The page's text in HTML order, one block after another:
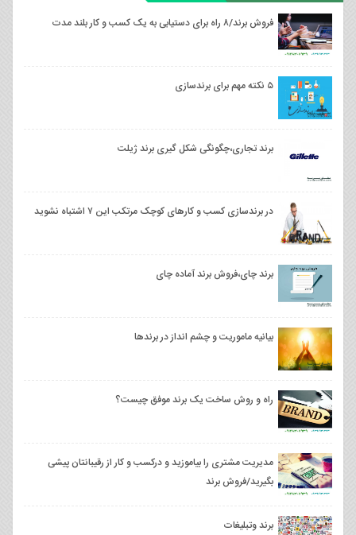
فروش برند/۸ راه برای دستیابی به یک کسب و کار بلند مدت
۵ نکته مهم برای برندسازی
برند تجاری،چگونگی شکل گیری برند ژیلت
⁣⁣در برندسازی کسب و کارهای کوچک مرتکب این ۷ اشتباه نشوید
برند چای،فروش برند آماده چای
بیانیه ماموریت و چشم انداز در برندها
راه و روش ساخت یک برند موفق چیست؟
مدیریت مشتری را بیاموزید و درکسب و کار از رقیبانتان پیشی
بگیرید/فروش برند
برند وتبلیغات